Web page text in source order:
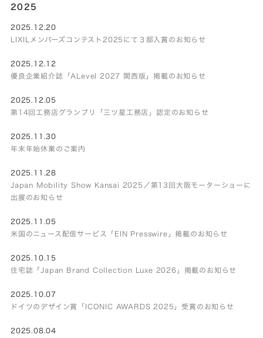
2025
2025.12.20
LIXILメンバーズコンテスト2025にて３邸入賞のお知らせ
2025.12.12
優良企業紹介誌「ALevel 2027 関西版」掲載のお知らせ
2025.12.05
第14回工務店グランプリ「三ツ星工務店」認定のお知らせ
2025.11.30
年末年始休業のご案内
2025.11.28
Japan Mobility Show Kansai 2025／第13回大阪モーターショーに
出展のお知らせ
2025.11.05
米国のニュース配信サービス「EIN Presswire」掲載のお知らせ
2025.10.15
住宅誌「Japan Brand Collection Luxe 2026」掲載のお知らせ
2025.10.07
ドイツのデザイン賞「ICONIC AWARDS 2025」受賞のお知らせ
2025.08.04